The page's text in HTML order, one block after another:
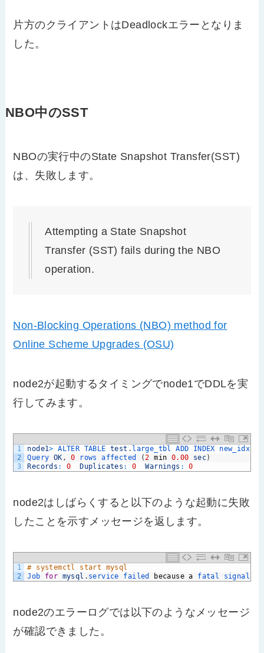
片方のクライアントはDeadlockエラーとなりま
した。
NBO中のSST
NBOの実行中のState Snapshot Transfer(SST)
は、失敗します。
Attempting a State Snapshot
Transfer (SST) fails during the NBO
operation.
Non-Blocking Operations (NBO) method for
Online Scheme Upgrades (OSU)
node2が起動するタイミングでnode1でDDLを実
行してみます。
1
2
3
node1> ALTER TABLE test . large_tbl ADD INDEX new_idx
Query OK , 0 rows affected (2 min 0.00 sec)
Records : 0 Duplicates : 0 Warnings : 0
node2はしばらくすると以下のような起動に失敗
したことを示すメッセージを返します。
1
2
# systemctl start mysql
Job for mysql . service failed because a fatal signal
node2のエラーログでは以下のようなメッセージ
が確認できました。